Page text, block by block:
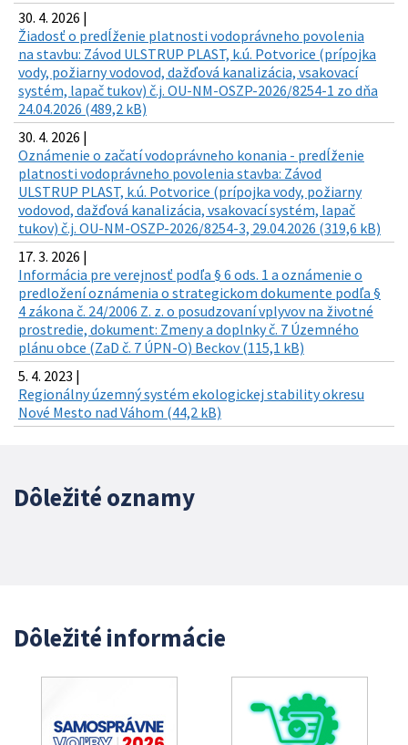
30. 4. 2026 |
Žiadosť o predĺženie platnosti vodoprávneho povolenia
na stavbu: Závod ULSTRUP PLAST, k.ú. Potvorice (prípojka
vody, požiarny vodovod, dažďová kanalizácia, vsakovací
systém, lapač tukov) č.j. OU-NM-OSZP-2026/8254-1 zo dňa
24.04.2026 (489,2 kB)
30. 4. 2026 |
Oznámenie o začatí vodoprávneho konania - predĺženie
platnosti vodoprávneho povolenia stavba: Závod
ULSTRUP PLAST, k.ú. Potvorice (prípojka vody, požiarny
vodovod, dažďová kanalizácia, vsakovací systém, lapač
tukov) č.j. OU-NM-OSZP-2026/8254-3, 29.04.2026 (319,6 kB)
17. 3. 2026 |
Informácia pre verejnosť podľa § 6 ods. 1 a oznámenie o
predložení oznámenia o strategickom dokumente podľa §
4 zákona č. 24/2006 Z. z. o posudzovaní vplyvov na životné
prostredie, dokument: Zmeny a doplnky č. 7 Územného
plánu obce (ZaD č. 7 ÚPN-O) Beckov (115,1 kB)
5. 4. 2023 |
Regionálny územný systém ekologickej stability okresu
Nové Mesto nad Váhom (44,2 kB)
Dôležité oznamy
Dôležité informácie